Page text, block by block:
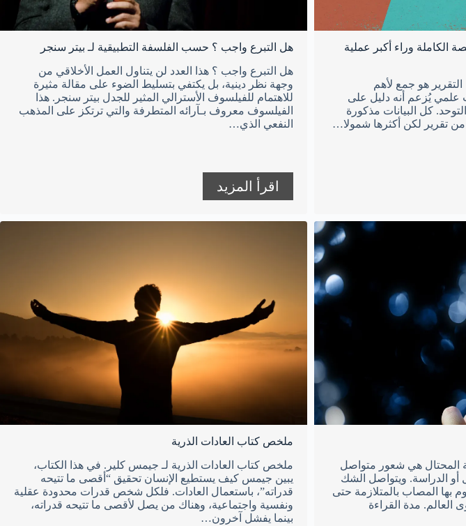
الكاملة وراء أكبر عملية
هو جمع لأهم
علمي يُزعم أنه دليل على
كل البيانات مذكورة
تقرير لكن أكثرها شمولا…
هل التبرع واجب ؟ حسب الفلسفة التطبيقية لـ بيتر سنجر
هل التبرع واجب ؟ هذا العدد لن يتناول العمل الأخلاقي من
وجهة نظر دينية، بل يكتفي بتسليط الضوء على مقالة مثيرة
للاهتمام للفيلسوف الأسترالي المثير للجدل بيتر سنجر. هذا
الفيلسوف معروف بـآرائه المتطرفة والتي ترتكز على المذهب
النفعي الذي…
اقرأ المزيد
المحتال هي شعور متواصل
أو الدراسة. ويتواصل الشك
بها المصاب بالمتلازمة حتى
مدة القراءة
ملخص كتاب العادات الذرية
ملخص كتاب العادات الذرية لـ جيمس كلير. في هذا الكتاب،
يبين جيمس كيف يستطيع الإنسان تحقيق “أقصى ما تتيحه
قدراته”، باستعمال العادات. فلكل شخص قدرات محدودة عقلية
ونفسية واجتماعية، وهناك من يصل لأقصى ما تتيحه قدراته،